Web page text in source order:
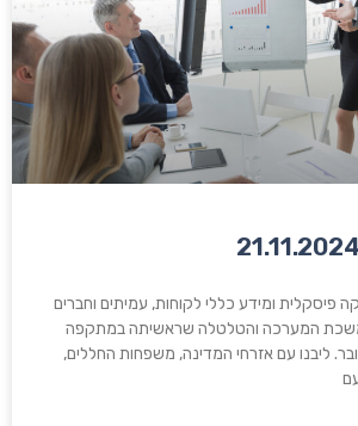
פיסקלית ומידע כללי לקוחות, עמיתים וחברים
המערכה והטלטלה שראשיתה במתקפה
ב-7 באוקטובר. ליבנו עם אזרחי המדינה, משפחות החללים,